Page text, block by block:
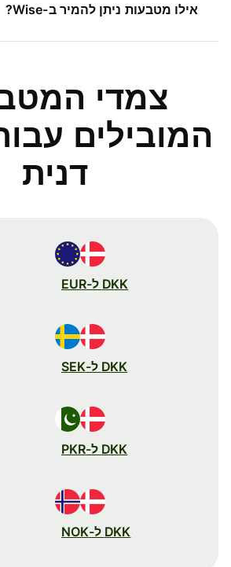
אילו מטבעות ניתן להמיר ב-Wise?
צמדי
המובילים
דנית
DKK ל-EUR
DKK ל-SEK
DKK ל-PKR
DKK ל-NOK